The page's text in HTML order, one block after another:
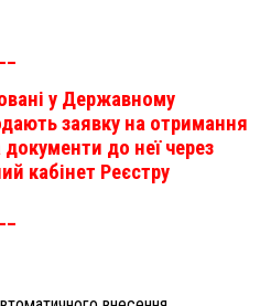
у Державному
заявку на отримання
до неї через
кабінет Реєстру